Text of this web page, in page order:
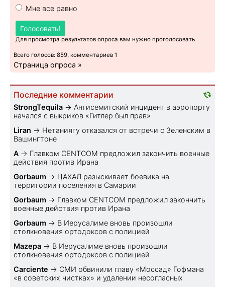
Мне все равно
Голосовать!
Для просмотра результатов опроса вам нужно проголосовать
Всего голосов: 859, комментариев 1
Страница опроса »
Последние комментарии
StrongTequila → Антисемитский инцидент в аэропорту
начался с выкриков «Гитлер был прав»
Liran → Нетаниягу отказался от встречи с Зеленским в
Вашингтоне
A → Главком CENTCOM предложил закончить военные
действия против Ирана
Gorbaum → ЦАХАЛ разыскивает боевика на
территории поселения в Самарии
Gorbaum → Главком CENTCOM предложил закончить
военные действия против Ирана
Gorbaum → В Иерусалиме вновь произошли
столкновения ортодоксов с полицией
Mazepa → В Иерусалиме вновь произошли
столкновения ортодоксов с полицией
Carciente → СМИ обвинили главу «Моссад» Гофмана
«в советских чистках» и удалении несогласных